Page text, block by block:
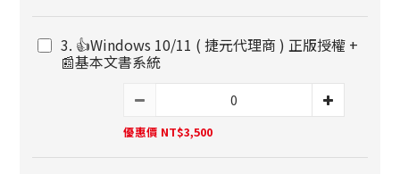
3. 👍Windows 10/11 ( 捷元代理商 ) 正版授權 +
📰基本文書系統
優惠價 NT$3,500